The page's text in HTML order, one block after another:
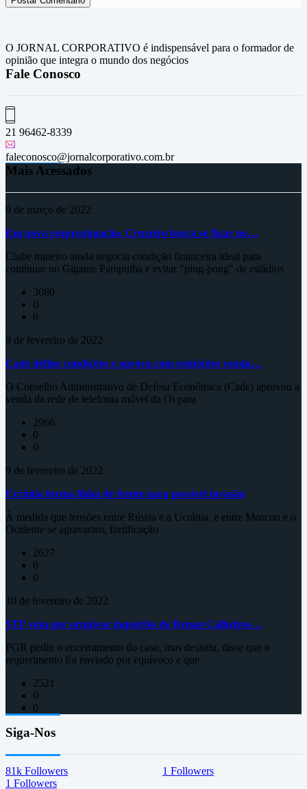
O JORNAL CORPORATIVO é indispensável para o formador de
opinião que integra o mundo dos negócios
Fale Conosco
21 96462-8339
faleconosco@jornalcorporativo.com.br
Mais Acessados
9 de março de 2022
Em nova reaproximação, Cruzeiro busca se fixar no…
Clube mineiro ainda negocia condição financeira ideal para
continuar no Gigante Pampulha e evitar "ping-pong" de estádios
3080
0
0
9 de fevereiro de 2022
Cade define condições e aprova com restrições venda…
O Conselho Administrativo de Defesa Econômica (Cade) aprovou a
venda da rede de telefonia móvel da Oi para
2966
0
0
9 de fevereiro de 2022
Ucrânia forma linha de frente para possível invasão
À medida que tensões entre Rússia e a Ucrânia, e entre Moscou e o
Ocidente se agravaram, fortificação
2627
0
0
10 de fevereiro de 2022
STF vota por arquivar inquérito de Renan Calheiros…
PGR pediu o encerramento do caso, mas desistiu, disse que o
requerimento foi enviado por equívoco e que
2521
0
0
Siga-Nos
81k Followers 1 Followers
1 Followers